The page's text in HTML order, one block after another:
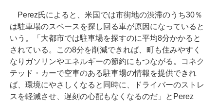
Perez氏によると、米国では市街地の渋滞のうち30％
は駐車場のスペースを探し回る車が原因になっていると
いう。「大都市では駐車場を探すのに平均8分かかると
されている。この8分を削減できれば、町も住みやすく
なりガソリンやエネルギーの節約にもつながる。コネク
テッド・カーで空車のある駐車場の情報を提供できれ
ば、環境にやさしくなると同時に、ドライバーのストレ
スを軽減させ、遅刻の心配もなくなるのだ」とPerez